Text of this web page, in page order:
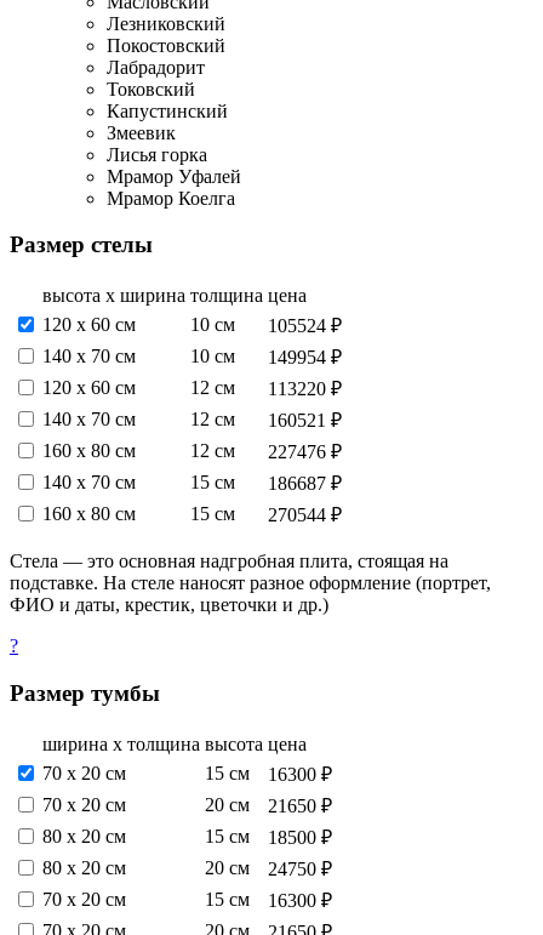
Лезниковский
Покостовский
Лабрадорит
Токовский
Капустинский
Змеевик
Лисья горка
Мрамор Уфалей
Мрамор Коелга
Размер стелы
высота х ширина толщина цена
120 х 60 см
10 см
105524 ₽
140 х 70 см
10 см
149954 ₽
120 х 60 см
12 см
113220 ₽
140 х 70 см
12 см
160521 ₽
160 х 80 см
12 см
227476 ₽
140 х 70 см
15 см
186687 ₽
160 х 80 см
15 см 270544 ₽
Стела — это основная надгробная плита, стоящая на
подставке. На стеле наносят разное оформление (портрет,
ФИО и даты, крестик, цветочки и др.)
?
Размер тумбы
ширина х толщина высота цена
70 х 20 см
15 см
16300 ₽
70 х 20 см
20 см
21650 ₽
80 х 20 см
15 см
18500 ₽
80 х 20 см
20 см
24750 ₽
70 х 20 см
15 см
16300 ₽
70 х 20 см
20 см